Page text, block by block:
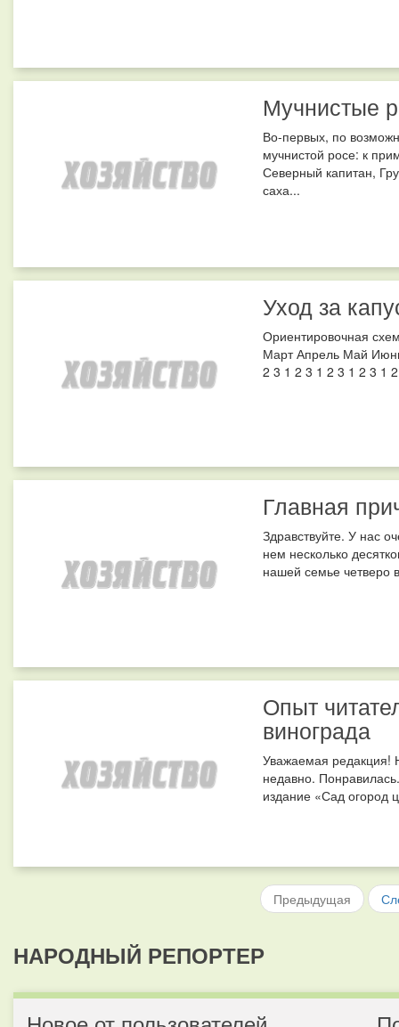
Мучнистые
Во-первых, по
мучнистой росе: к
Северный капитан,
саха...
Уход за
Ориентировочная
Март Апрель Май
2 3 1 2 3 1 2 3 1 2 3 1
Главная
Здравствуйте. У нас
нем несколько
нашей семье четверо
Опыт
винограда
Уважаемая редакция!
недавно.
издание «Сад огород
Предыдущая
НАРОДНЫЙ РЕПОРТЕР